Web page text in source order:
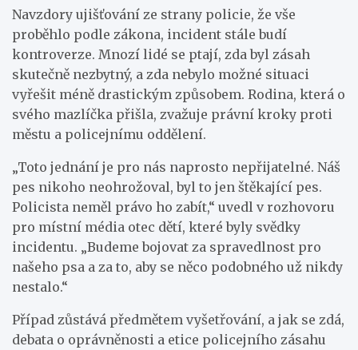
Navzdory ujišťování ze strany policie, že vše
proběhlo podle zákona, incident stále budí
kontroverze. Mnozí lidé se ptají, zda byl zásah
skutečně nezbytný, a zda nebylo možné situaci
vyřešit méně drastickým způsobem. Rodina, která o
svého mazlíčka přišla, zvažuje právní kroky proti
městu a policejnímu oddělení.
„Toto jednání je pro nás naprosto nepřijatelné. Náš
pes nikoho neohrožoval, byl to jen štěkající pes.
Policista neměl právo ho zabít,“ uvedl v rozhovoru
pro místní média otec dětí, které byly svědky
incidentu. „Budeme bojovat za spravedlnost pro
našeho psa a za to, aby se něco podobného už nikdy
nestalo.“
Případ zůstává předmětem vyšetřování, a jak se zdá,
debata o oprávněnosti a etice policejního zásahu